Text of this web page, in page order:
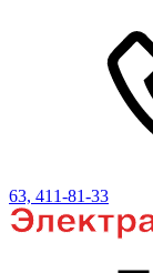
63, 411-81-33